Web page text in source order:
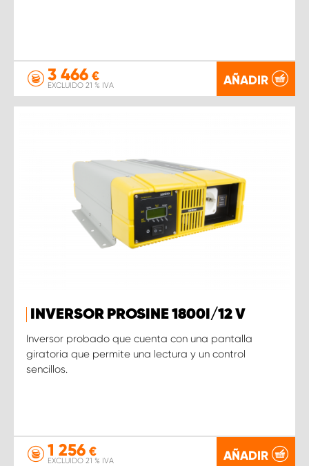
3 466 €
EXCLUIDO 21 % IVA AÑADIR
INVERSOR PROSINE 1800I/12 V
Inversor probado que cuenta con una pantalla
giratoria que permite una lectura y un control
sencillos.
1 256 €
EXCLUIDO 21 % IVA AÑADIR